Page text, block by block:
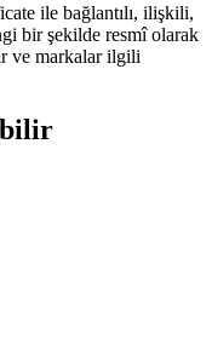
ile bağlantılı, ilişkili,
bir şekilde resmî olarak
ve markalar ilgili